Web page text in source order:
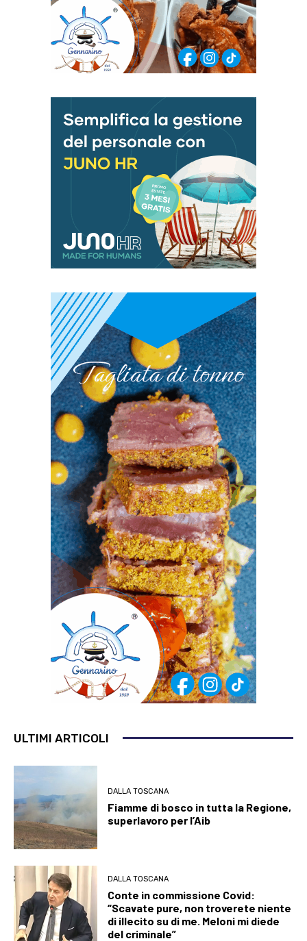
ULTIMI ARTICOLI
DALLA TOSCANA
Fiamme di bosco in tutta la Regione,
superlavoro per l’Aib
DALLA TOSCANA
Conte in commissione Covid:
“Scavate pure, non troverete niente
di illecito su di me. Meloni mi diede
del criminale”